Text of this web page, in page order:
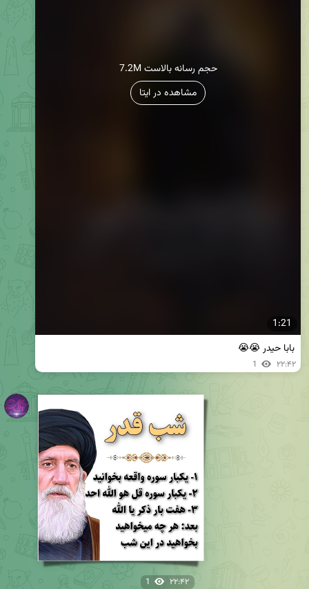
1:21
7.2M حجم رسانه بالاست
مشاهده در ایتا
بابا حیدر 😭😭
1 ۲۲:۴۲
1 ۲۲:۴۲